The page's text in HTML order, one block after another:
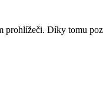
Díky tomu